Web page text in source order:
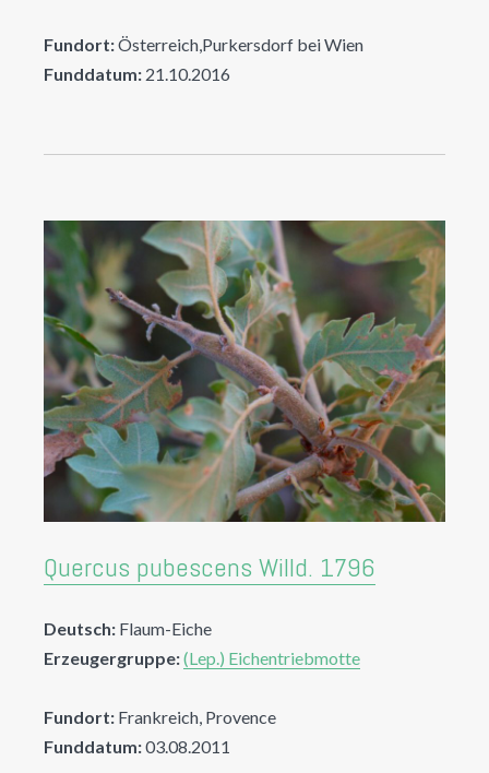
Fundort:Österreich,Purkersdorf bei Wien
Funddatum: 21.10.2016
Quercus pubescens Willd. 1796
Deutsch: Flaum-Eiche
Erzeugergruppe:(Lep.) Eichentriebmotte
Fundort: Frankreich, Provence
Funddatum:03.08.2011